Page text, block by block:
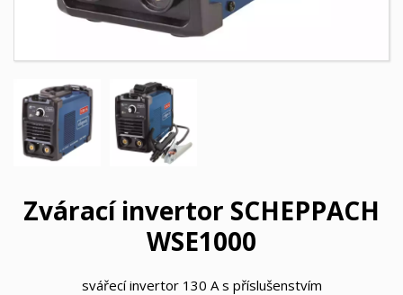
Zvárací invertor SCHEPPACH
WSE1000
svářecí invertor 130 A s příslušenstvím